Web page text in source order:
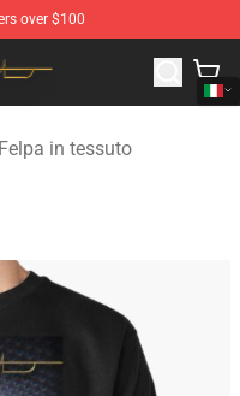
over $100
Shop
in tessuto